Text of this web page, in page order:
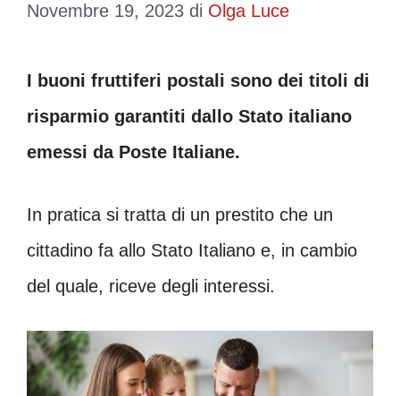
Novembre 19, 2023 di Olga Luce
I buoni fruttiferi postali sono dei titoli di
risparmio garantiti dallo Stato italiano
emessi da Poste Italiane.
In pratica si tratta di un prestito che un
cittadino fa allo Stato Italiano e, in cambio
del quale, riceve degli interessi.